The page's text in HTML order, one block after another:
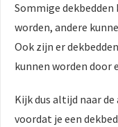
Sommige dekbedden
worden, andere
Ook zijn er
kunnen worden door
Kijk dus altijd naar
voordat je een